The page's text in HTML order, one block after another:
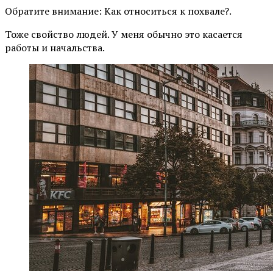
Обратите внимание: Как относиться к похвале?.
Тоже свойство людей. У меня обычно это касается
работы и начальства.